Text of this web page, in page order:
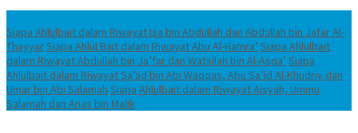
Siapa Ahlulbait dalam Riwayat Isa bin Abdullah dan Abdullah bin Jafar Al-
ThayyarSiapa Ahlul Bait dalam Riwayat Abu Al-Hamra’ Siapa Ahlulbait
dalam Riwayat Abdullah bin Ja’far dan Watsilah bin Al-Asqa’ Siapa
Ahlulbait dalam Riwayat Sa’ad bin Abi Waqqas, Abu Sa’id Al-Khudriy dan
Umar bin Abi Salamah Siapa Ahlulbait dalam Riwayat Aisyah, Ummu
Salamah dan Anas bin Malik